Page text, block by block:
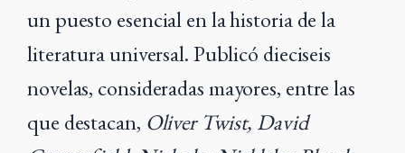
un puesto esencial en la historia de la
literatura universal. Publicó dieciseis
novelas, consideradas mayores, entre las
que destacan, Oliver Twist, David